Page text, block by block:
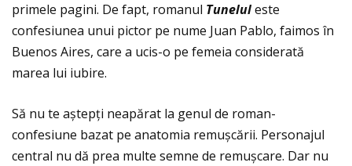
primele pagini. De fapt, romanul Tuneluleste
confesiunea unui pictor pe nume Juan Pablo, faimos în
Buenos Aires, care a ucis-o pe femeia considerată
marea lui iubire.
Să nu te aștepţi neapărat la genul de roman-
confesiune bazat pe anatomia remușcării. Personajul
central nu dă prea multe semne de remușcare. Dar nu